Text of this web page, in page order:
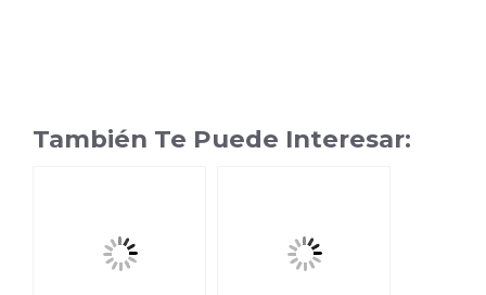
También Te Puede Interesar: